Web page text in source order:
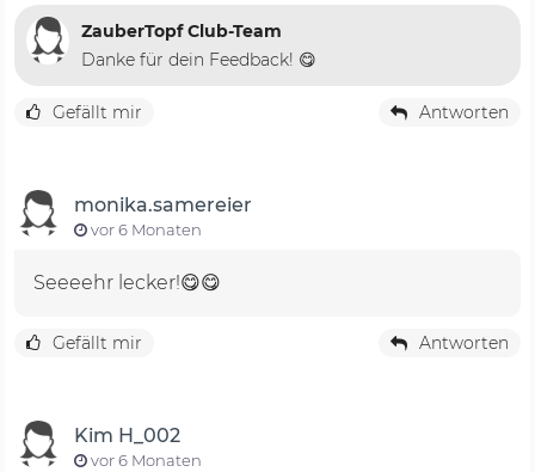
ZauberTopf Club-Team
Danke für dein Feedback! 😋
Gefällt mir Antworten
monika.samereier
vor 6 Monaten
Seeeehr lecker!😋😋
Gefällt mir Antworten
Kim H_002
vor 6 Monaten